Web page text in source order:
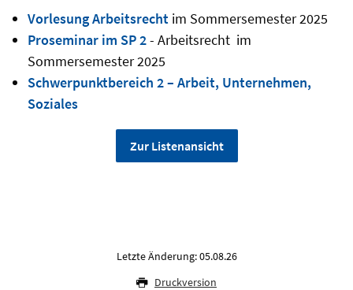
Vorlesung Arbeitsrechtim Sommersemester 2025
Proseminar im SP 2- Arbeitsrecht im
Sommersemester 2025
Schwerpunktbereich 2 – Arbeit, Unternehmen,
Soziales
Zur Listenansicht
Letzte Änderung: 05.08.26
Druckversion